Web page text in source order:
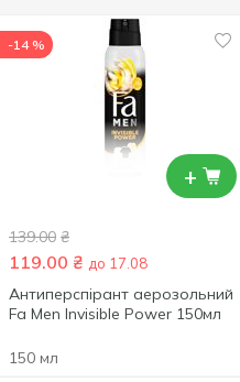
+
-14 %
139.00 ₴
119.00 ₴ до 17.08
Антиперспірант аерозольний
Fa Men Invisible Power 150мл
150 мл